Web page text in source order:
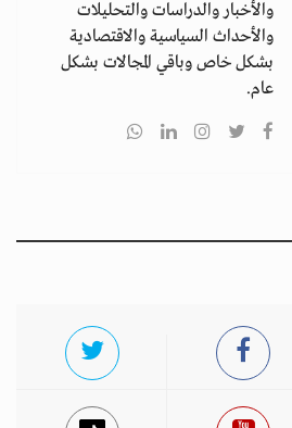
والأخبار والدراسات والتحليلات
والأحداث السياسية والاقتصادية
بشكل خاص وباقي المجالات بشكل
عام.